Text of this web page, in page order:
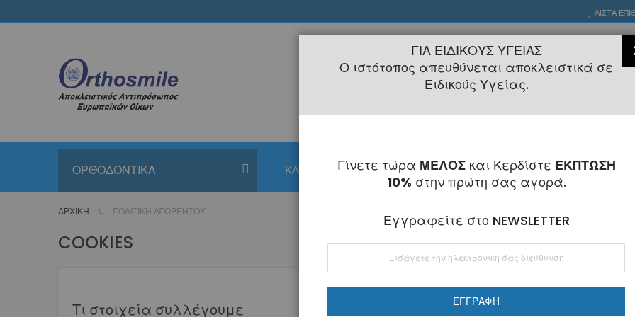
ΛΊΣΤΑ
All Categories
Ορθοδοντικά
Αισθητικά
Σωληνίσκοι 1ων
Σωληνίσκοι 2ων
2108145775- 6 Τηλεφωνική Εξυπηρέτηση
ΟΡΘΟΔΟΝΤΙΚΑ ΚΛΙΝΙΚΆ ΙΑΤΡΟΎ-ΑΣΘΕΝΟΎΣ ΕΡΓΑΣΤΗΡΙΑΚΆ
ΑΡΧΙΚΉ ΠΟΛΙΤΙΚΉ ΑΠΟΡΡΉΤΟΥ
COOKIES
Τι στοιχεία συλλέγουμε
ΓΙΑ ΕΙΔΙΚΟΎΣ ΥΓΕΊΑΣ
Ο ιστότοπος απευθύνεται αποκλειστικά σε
Ειδικούς Υγείας.
Γίνετε τώρα ΜΕΛΟΣκαι Κερδίστε ΕΚΠΤΩΣΗ
10% στην πρώτη σας αγορά.
Εγγραφείτε στο NEWSLETTER
Εγγραφή
στο
Ενημερωτικό
ΕΓΓΡΑΦΉ